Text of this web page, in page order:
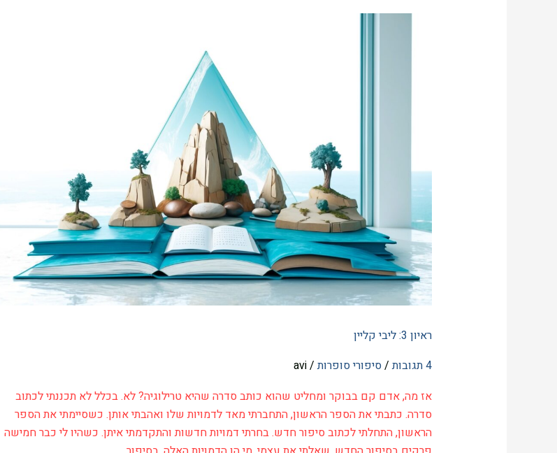
ראיון 3: ליבי קליין
4 תגובות
/סיפורי סופרות/
avi
אז מה, אדם קם בבוקר ומחליט שהוא כותב סדרה שהיא טרילוגיה? לא. בכלל לא תכננתי לכתוב
סדרה. כתבתי את הספר הראשון, התחברתי מאד לדמויות שלו ואהבתי אותן. כשסיימתי את הספר
הראשון, התחלתי לכתוב סיפור חדש. בחרתי דמויות חדשות והתקדמתי איתן. כשהיו לי כבר חמישה